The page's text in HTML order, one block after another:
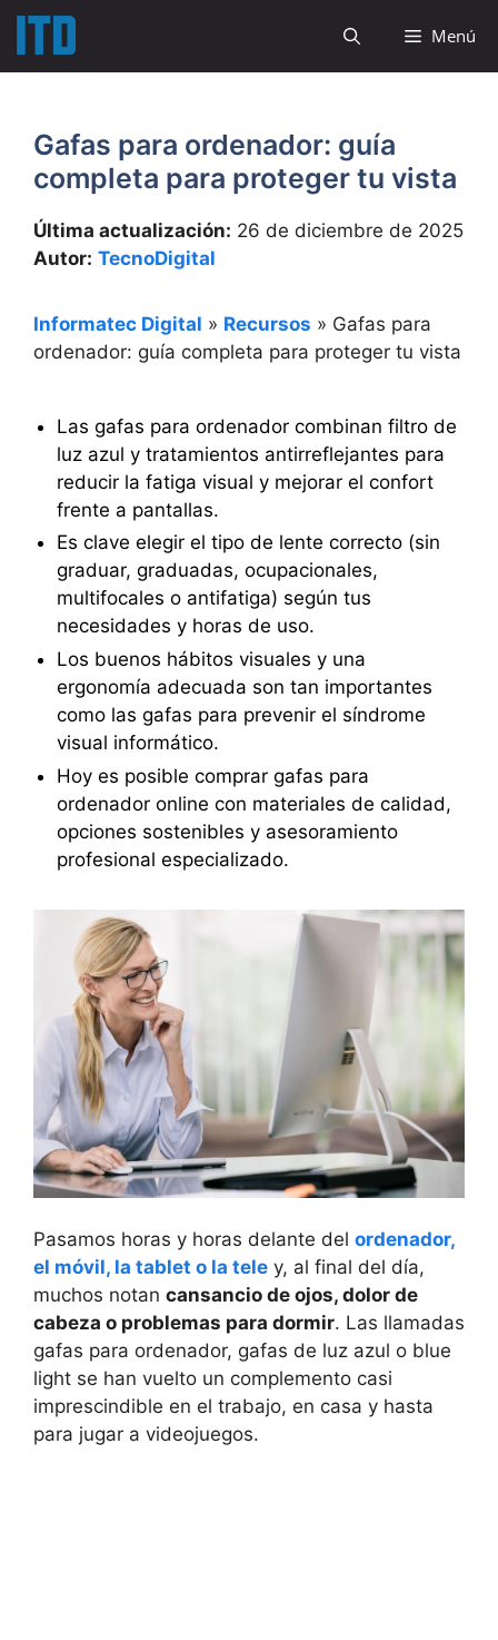
Saltar
contenido
Menú
Gafas para ordenador: guía
completa para proteger tu vista
Última actualización: 26 de diciembre de 2025
Autor: TecnoDigital
Informatec Digital » Recursos » Gafas para
ordenador: guía completa para proteger tu vista
Las gafas para ordenador combinan filtro de
luz azul y tratamientos antirreflejantes para
reducir la fatiga visual y mejorar el confort
frente a pantallas.
Es clave elegir el tipo de lente correcto (sin
graduar, graduadas, ocupacionales,
multifocales o antifatiga) según tus
necesidades y horas de uso.
Los buenos hábitos visuales y una
ergonomía adecuada son tan importantes
como las gafas para prevenir el síndrome
visual informático.
Hoy es posible comprar gafas para
ordenador online con materiales de calidad,
opciones sostenibles y asesoramiento
profesional especializado.
Pasamos horas y horas delante del ordenador,
el móvil, la tablet o la tele y, al final del día,
muchos notan cansancio de ojos, dolor de
cabeza o problemas para dormir. Las llamadas
gafas para ordenador, gafas de luz azul o blue
light se han vuelto un complemento casi
imprescindible en el trabajo, en casa y hasta
para jugar a videojuegos.